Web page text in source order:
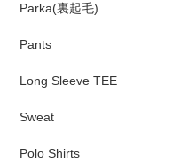
Parka(裏起毛)
Pants
Long Sleeve TEE
Sweat
Polo Shirts